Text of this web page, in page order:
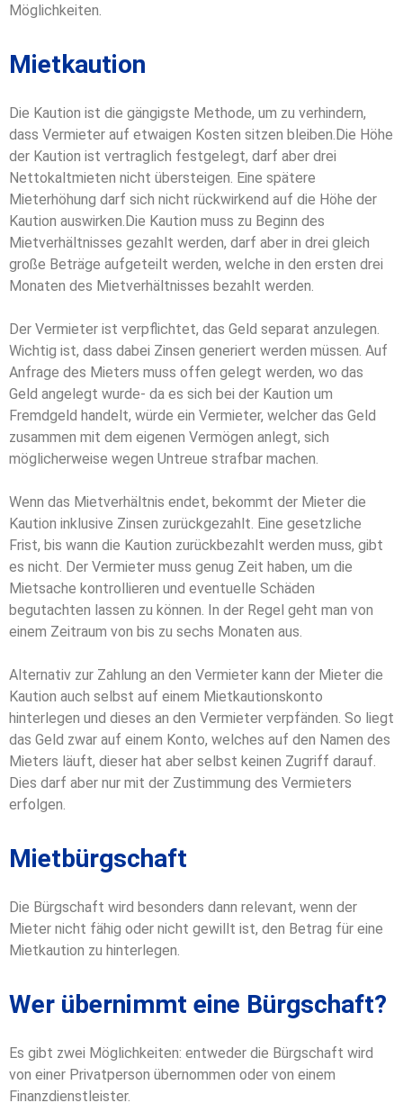
Möglichkeiten.
Mietkaution
Die Kaution ist die gängigste Methode, um zu verhindern,
dass Vermieter auf etwaigen Kosten sitzen bleiben. Die Höhe
der Kaution ist vertraglich festgelegt, darf aber drei
Nettokaltmieten nicht übersteigen. Eine spätere
Mieterhöhung darf sich nicht rückwirkend auf die Höhe der
Kaution auswirken. Die Kaution muss zu Beginn des
Mietverhältnisses gezahlt werden, darf aber in drei gleich
große Beträge aufgeteilt werden, welche in den ersten drei
Monaten des Mietverhältnisses bezahlt werden.
Der Vermieter ist verpflichtet, das Geld separat anzulegen.
Wichtig ist, dass dabei Zinsen generiert werden müssen. Auf
Anfrage des Mieters muss offen gelegt werden, wo das
Geld angelegt wurde- da es sich bei der Kaution um
Fremdgeld handelt, würde ein Vermieter, welcher das Geld
zusammen mit dem eigenen Vermögen anlegt, sich
möglicherweise wegen Untreue strafbar machen.
Wenn das Mietverhältnis endet, bekommt der Mieter die
Kaution inklusive Zinsen zurückgezahlt. Eine gesetzliche
Frist, bis wann die Kaution zurückbezahlt werden muss, gibt
es nicht. Der Vermieter muss genug Zeit haben, um die
Mietsache kontrollieren und eventuelle Schäden
begutachten lassen zu können. In der Regel geht man von
einem Zeitraum von bis zu sechs Monaten aus.
Alternativ zur Zahlung an den Vermieter kann der Mieter die
Kaution auch selbst auf einem Mietkautionskonto
hinterlegen und dieses an den Vermieter verpfänden. So liegt
das Geld zwar auf einem Konto, welches auf den Namen des
Mieters läuft, dieser hat aber selbst keinen Zugriff darauf.
Dies darf aber nur mit der Zustimmung des Vermieters
erfolgen.
Mietbürgschaft
Die Bürgschaft wird besonders dann relevant, wenn der
Mieter nicht fähig oder nicht gewillt ist, den Betrag für eine
Mietkaution zu hinterlegen.
Wer übernimmt eine Bürgschaft?
Es gibt zwei Möglichkeiten: entweder die Bürgschaft wird
von einer Privatperson übernommen oder von einem
Finanzdienstleister.